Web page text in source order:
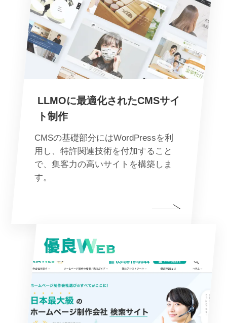
LLMOに最適化されたCMSサイ
ト制作
CMSの基礎部分にはWordPressを利
用し、特許関連技術を付加すること
で、集客力の高いサイトを構築しま
す。